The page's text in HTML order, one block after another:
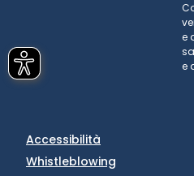
e
e
Accessibilità
Whistleblowing